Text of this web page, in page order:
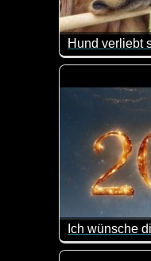
Bob lebt mit
Ja, das Jahr